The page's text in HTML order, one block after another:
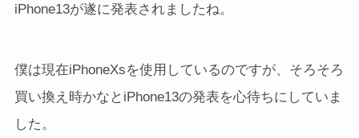
iPhone13が遂に発表されましたね。
僕は現在iPhoneXsを使用しているのですが、そろそろ
買い換え時かなとiPhone13の発表を心待ちにしていま
した。